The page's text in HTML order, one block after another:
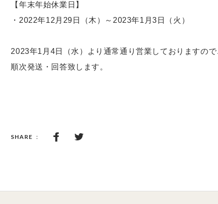
【年末年始休業日】
・2022年12月29日（木）～2023年1月3日（火）
2023年1月4日（水）より通常通り営業しておりますの
順次発送・回答致します。